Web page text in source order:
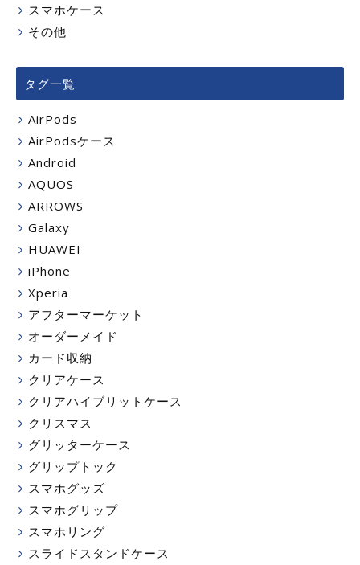
スマホケース
その他
タグ一覧
AirPods
AirPodsケース
Android
AQUOS
ARROWS
Galaxy
HUAWEI
iPhone
Xperia
アフターマーケット
オーダーメイド
カード収納
クリアケース
クリアハイブリットケース
クリスマス
グリッターケース
グリップトック
スマホグッズ
スマホグリップ
スマホリング
スライドスタンドケース